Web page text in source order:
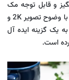
حیرت انگیز و قابل توجه مک
بوک ایر 13 می باشد. صفحه نمایش 13.3 اینچی با وضوح تصویر 2K و
تاپ را به یک گزینه ایده آل
است.